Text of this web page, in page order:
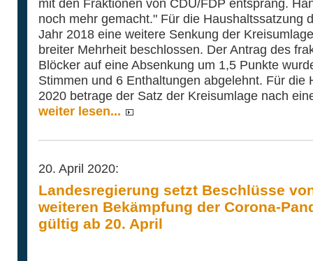
mit den Fraktionen von CDU/FDP entsprang.
noch mehr gemacht." Für die Haushaltssatzung
Jahr 2018 eine weitere Senkung der
breiter Mehrheit beschlossen. Der Antrag des
Blöcker auf eine Absenkung um 1,5 Punkte
Stimmen und 6 Enthaltungen abgelehnt. Für die
2020 betrage der Satz der Kreisumlage nach
weiter lesen...
20. April 2020:
Landesregierung setzt Beschlüsse
weiteren Bekämpfung der Corona-
gültig ab 20. April